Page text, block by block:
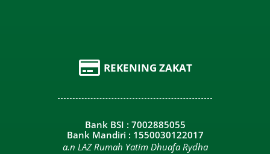
REKENING ZAKAT
Bank BSI : 7002885055
Bank Mandiri : 1550030122017
a.n LAZ Rumah Yatim Dhuafa Rydha